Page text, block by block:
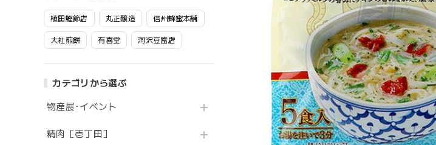
植田鰹節店 丸正醸造 信州蜂蜜本舗
大社煎餅 有喜堂 洞沢豆富店
カテゴリから選ぶ
物産展･イベント
精肉［壱丁田］